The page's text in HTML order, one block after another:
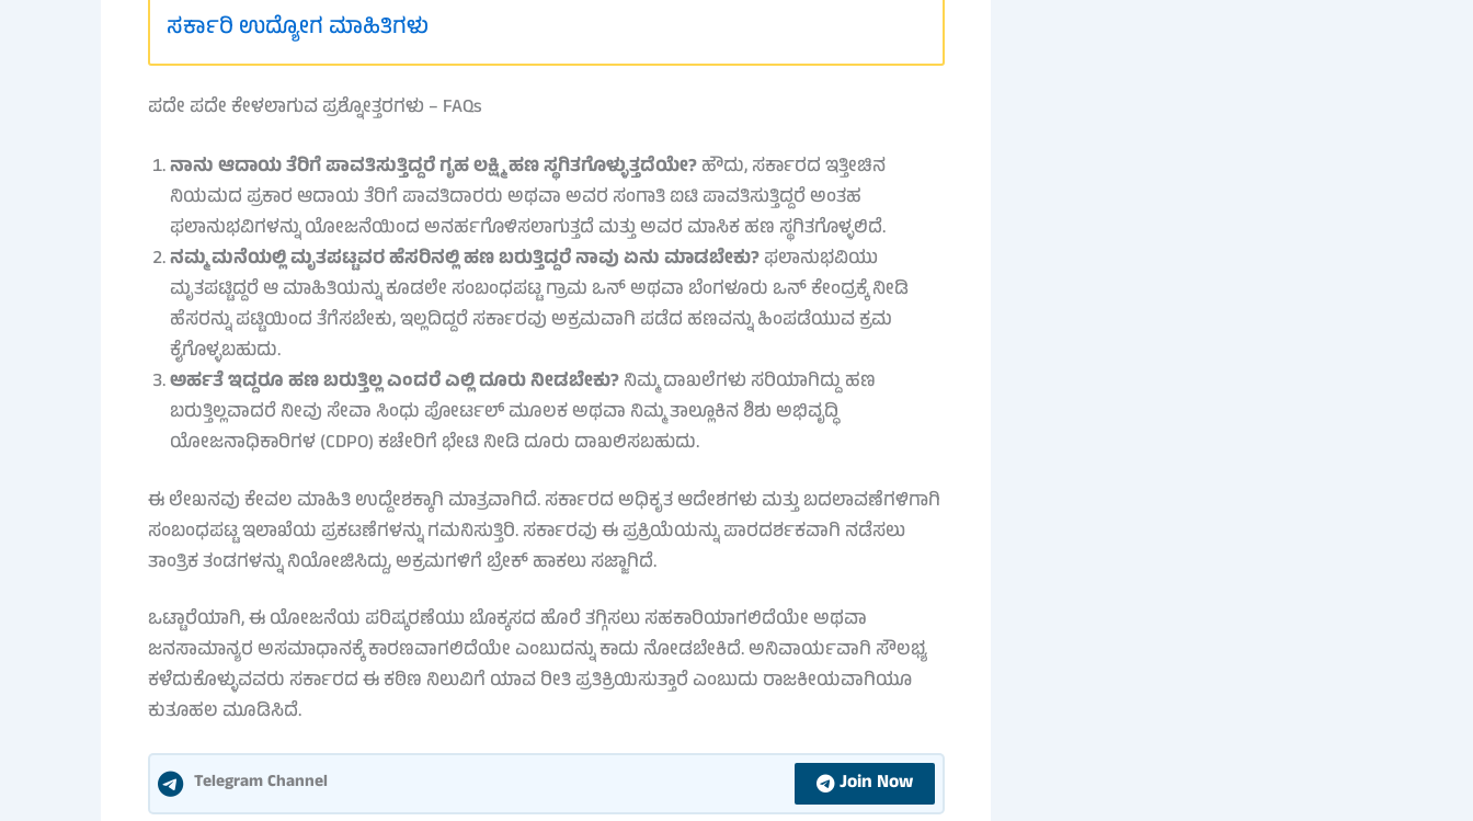
ಸರ್ಕಾರಿ ಉದ್ಯೋಗ ಮಾಹಿತಿಗಳು
ಪದೇ ಪದೇ ಕೇಳಲಾಗುವ ಪ್ರಶ್ನೋತ್ತರಗಳು – FAQs
ನಾನು ಆದಾಯ ತೆರಿಗೆ ಪಾವತಿಸುತ್ತಿದ್ದರೆ ಗೃಹ ಲಕ್ಷ್ಮಿ ಹಣ ಸ್ಥಗಿತಗೊಳ್ಳುತ್ತದೆಯೇ?ಹೌದು, ಸರ್ಕಾರದ ಇತ್ತೀಚಿನ
ನಿಯಮದ ಪ್ರಕಾರ ಆದಾಯ ತೆರಿಗೆ ಪಾವತಿದಾರರು ಅಥವಾ ಅವರ ಸಂಗಾತಿ ಐಟಿ ಪಾವತಿಸುತ್ತಿದ್ದರೆ ಅಂತಹ
ಫಲಾನುಭವಿಗಳನ್ನು ಯೋಜನೆಯಿಂದ ಅನರ್ಹಗೊಳಿಸಲಾಗುತ್ತದೆ ಮತ್ತು ಅವರ ಮಾಸಿಕ ಹಣ ಸ್ಥಗಿತಗೊಳ್ಳಲಿದೆ.
ನಮ್ಮ ಮನೆಯಲ್ಲಿ ಮೃತಪಟ್ಟವರ ಹೆಸರಿನಲ್ಲಿ ಹಣ ಬರುತ್ತಿದ್ದರೆ ನಾವು ಏನು ಮಾಡಬೇಕು?ಫಲಾನುಭವಿಯು
ಮೃತಪಟ್ಟಿದ್ದರೆ ಆ ಮಾಹಿತಿಯನ್ನು ಕೂಡಲೇ ಸಂಬಂಧಪಟ್ಟ ಗ್ರಾಮ ಒನ್ ಅಥವಾ ಬೆಂಗಳೂರು ಒನ್ ಕೇಂದ್ರಕ್ಕೆ ನೀಡಿ
ಹೆಸರನ್ನು ಪಟ್ಟಿಯಿಂದ ತೆಗೆಸಬೇಕು, ಇಲ್ಲದಿದ್ದರೆ ಸರ್ಕಾರವು ಅಕ್ರಮವಾಗಿ ಪಡೆದ ಹಣವನ್ನು ಹಿಂಪಡೆಯುವ ಕ್ರಮ
ಕೈಗೊಳ್ಳಬಹುದು.
ಅರ್ಹತೆ ಇದ್ದರೂ ಹಣ ಬರುತ್ತಿಲ್ಲ ಎಂದರೆ ಎಲ್ಲಿ ದೂರು ನೀಡಬೇಕು?ನಿಮ್ಮ ದಾಖಲೆಗಳು ಸರಿಯಾಗಿದ್ದು ಹಣ
ಬರುತ್ತಿಲ್ಲವಾದರೆ ನೀವು ಸೇವಾ ಸಿಂಧು ಪೋರ್ಟಲ್ ಮೂಲಕ ಅಥವಾ ನಿಮ್ಮ ತಾಲ್ಲೂಕಿನ ಶಿಶು ಅಭಿವೃದ್ಧಿ
ಯೋಜನಾಧಿಕಾರಿಗಳ (CDPO) ಕಚೇರಿಗೆ ಭೇಟಿ ನೀಡಿ ದೂರು ದಾಖಲಿಸಬಹುದು.
ಈ ಲೇಖನವು ಕೇವಲ ಮಾಹಿತಿ ಉದ್ದೇಶಕ್ಕಾಗಿ ಮಾತ್ರವಾಗಿದೆ. ಸರ್ಕಾರದ ಅಧಿಕೃತ ಆದೇಶಗಳು ಮತ್ತು ಬದಲಾವಣೆಗಳಿಗಾಗಿ
ಸಂಬಂಧಪಟ್ಟ ಇಲಾಖೆಯ ಪ್ರಕಟಣೆಗಳನ್ನು ಗಮನಿಸುತ್ತಿರಿ. ಸರ್ಕಾರವು ಈ ಪ್ರಕ್ರಿಯೆಯನ್ನು ಪಾರದರ್ಶಕವಾಗಿ ನಡೆಸಲು
ತಾಂತ್ರಿಕ ತಂಡಗಳನ್ನು ನಿಯೋಜಿಸಿದ್ದು, ಅಕ್ರಮಗಳಿಗೆ ಬ್ರೇಕ್ ಹಾಕಲು ಸಜ್ಜಾಗಿದೆ.
ಒಟ್ಟಾರೆಯಾಗಿ, ಈ ಯೋಜನೆಯ ಪರಿಷ್ಕರಣೆಯು ಬೊಕ್ಕಸದ ಹೊರೆ ತಗ್ಗಿಸಲು ಸಹಕಾರಿಯಾಗಲಿದೆಯೇ ಅಥವಾ
ಜನಸಾಮಾನ್ಯರ ಅಸಮಾಧಾನಕ್ಕೆ ಕಾರಣವಾಗಲಿದೆಯೇ ಎಂಬುದನ್ನು ಕಾದು ನೋಡಬೇಕಿದೆ. ಅನಿವಾರ್ಯವಾಗಿ ಸೌಲಭ್ಯ
ಕಳೆದುಕೊಳ್ಳುವವರು ಸರ್ಕಾರದ ಈ ಕಠಿಣ ನಿಲುವಿಗೆ ಯಾವ ರೀತಿ ಪ್ರತಿಕ್ರಿಯಿಸುತ್ತಾರೆ ಎಂಬುದು ರಾಜಕೀಯವಾಗಿಯೂ
ಕುತೂಹಲ ಮೂಡಿಸಿದೆ.
Telegram Channel Join Now